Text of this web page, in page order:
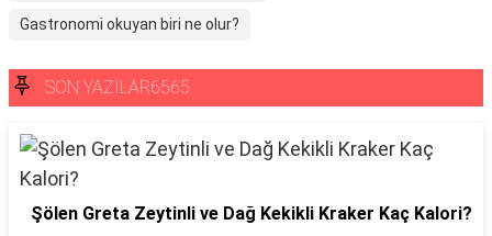
Gastronomi okuyan biri ne olur?
SON YAZILAR6565
Şölen Greta Zeytinli ve Dağ Kekikli Kraker Kaç Kalori?